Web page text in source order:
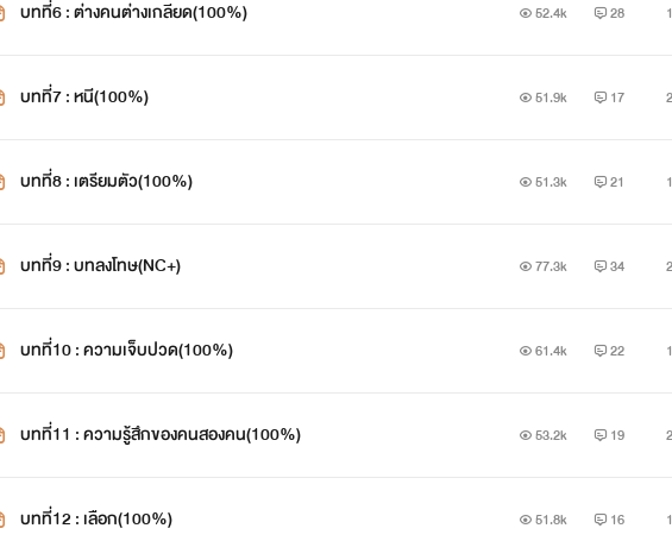
มาเฟียค้าอาวุธเถื่อนและบ่อนผิดกฎหมายหมายต้องการเป็นใหญ่เพียงหนึ่งเดียวเจ้าเล่ห์
**หมายเหตุ**
▶ห้ามคัดลอก ดัดแปลง ลอกเลียนแบบ หรือนำส่วนใดส่วนหนึ่งในนิ
บทที่6 : ต่างคนต่างเกลียด(100%) 52.4k 28
บทที่7 : หนี(100%) 51.9k 17
บทที่8 : เตรียมตัว(100%) 51.3k 21
บทที่9 : บทลงโทษ(NC+) 77.3k 34
บทที่10 : ความเจ็บปวด(100%) 61.4k 22
บทที่11 : ความรู้สึกของคนสองคน(100%) 53.2k 19
บทที่12 : เลือก(100%) 51.8k 16